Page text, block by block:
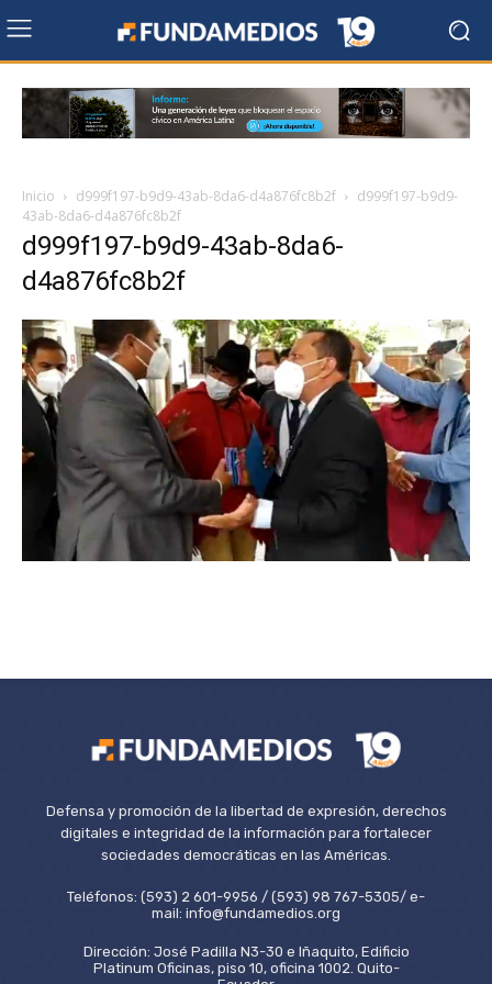
Inicio d999f197-b9d9-43ab-8da6-d4a876fc8b2f
d999f197-b9d9-
43ab-8da6-d4a876fc8b2f
d999f197-b9d9-43ab-8da6-
d4a876fc8b2f
Defensa y promoción de la libertad de expresión, derechos
digitales e integridad de la información para fortalecer
sociedades democráticas en las Américas.
Teléfonos: (593) 2 601-9956 / (593) 98 767-5305/ e-
mail: info@fundamedios.org
Dirección: José Padilla N3-30 e Iñaquito, Edificio
Platinum Oficinas, piso 10, oficina 1002. Quito-